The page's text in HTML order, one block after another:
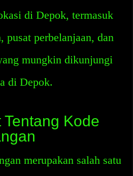
di Depok, termasuk
pusat perbelanjaan, dan
mungkin dikunjungi
di Depok.
Kode
merupakan salah satu